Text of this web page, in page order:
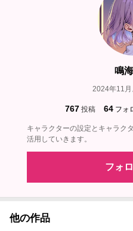
鳴
2024年11
767 投稿 64 フォ
キャラクターの設定とキャラク
活用していきます。
フォ
他の作品